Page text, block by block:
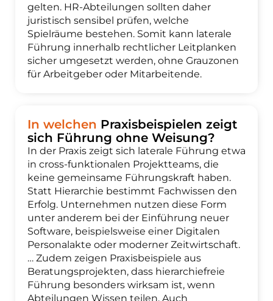
gelten. HR-Abteilungen sollten daher
juristisch sensibel prüfen, welche
Spielräume bestehen. Somit kann laterale
Führung innerhalb rechtlicher Leitplanken
sicher umgesetzt werden, ohne Grauzonen
für Arbeitgeber oder Mitarbeitende.
In welchen Praxisbeispielen zeigt
sich Führung ohne Weisung?
In der Praxis zeigt sich laterale Führung etwa
in cross-funktionalen Projektteams, die
keine gemeinsame Führungskraft haben.
Statt Hierarchie bestimmt Fachwissen den
Erfolg. Unternehmen nutzen diese Form
unter anderem bei der Einführung neuer
Software, beispielsweise einer Digitalen
Personalakte oder moderner Zeitwirtschaft.
… Zudem zeigen Praxisbeispiele aus
Beratungsprojekten, dass hierarchiefreie
Führung besonders wirksam ist, wenn
Abteilungen Wissen teilen. Auch